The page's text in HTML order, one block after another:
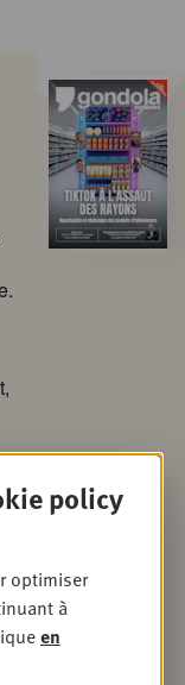
secteur
nos formations
policy
optimiser
à
en